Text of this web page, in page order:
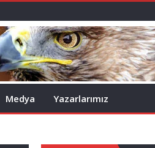
Medya Yazarlarımız